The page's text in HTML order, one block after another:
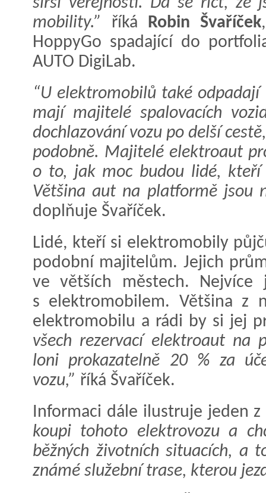
mobility.”
říká Robin Švaříček
HoppyGo spadající do
AUTO DigiLab.
“U elektromobilů také
mají majitelé spalovacích
dochlazování vozu po delší
podobně. Majitelé elektroaut
o to, jak moc budou lidé,
Většina aut na platformě jsou
doplňuje Švaříček.
Lidé, kteří si elektromobily
podobní majitelům. Jejich
ve větších městech. Nejvíce
s elektromobilem. Většina z
elektromobilu a rádi by si jej
všech rezervací elektroaut na
loni prokazatelně 20 % za
vozu,” říká Švaříček.
Informaci dále ilustruje jeden
koupi tohoto elektrovozu a
běžných životních situacích, a
známé služební trase, kterou